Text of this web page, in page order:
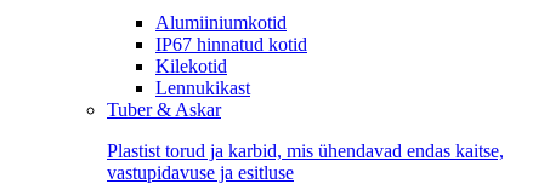
Alumiiniumkotid
IP67 hinnatud kotid
Kilekotid
Lennukikast
Tuber & Askar
Plastist torud ja karbid, mis ühendavad endas kaitse,
vastupidavuse ja esitluse